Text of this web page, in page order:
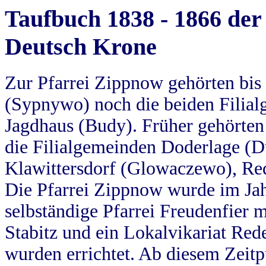
Taufbuch 1838 - 1866
Deutsch Krone
Zur Pfarrei Zippnow gehörten
(Sypnywo) noch die beiden
Jagdhaus (Budy). Früher
die Filialgemeinden Doderlage
Klawittersdorf (Glowaczewo),
Die Pfarrei Zippnow wurde im
selbständige Pfarrei Freudenfier
Stabitz und ein Lokalvikariat
wurden errichtet. Ab diesem